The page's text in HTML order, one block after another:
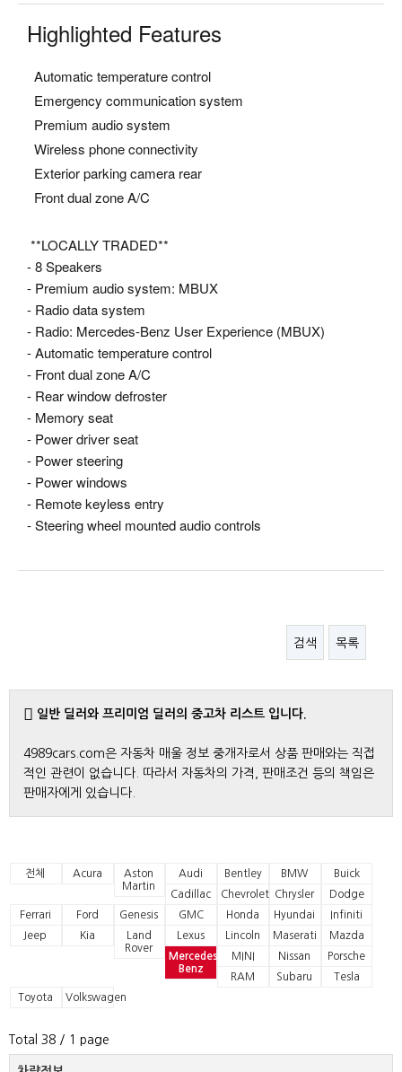
Highlighted Features
Automatic temperature control
Emergency communication system
Premium audio system
Wireless phone connectivity
Exterior parking camera rear
Front dual zone A/C
**LOCALLY TRADED**
- 8 Speakers
- Premium audio system: MBUX
- Radio data system
- Radio: Mercedes-Benz User Experience (MBUX)
- Automatic temperature control
- Front dual zone A/C
- Rear window defroster
- Memory seat
- Power driver seat
- Power steering
- Power windows
- Remote keyless entry
- Steering wheel mounted audio controls
검색 목록
일반 딜러와 프리미엄 딜러의 중고차 리스트 입니다.
4989cars.com은 자동차 매울 정보 중개자로서 상품 판매와는 직접
적인 관련이 없습니다. 따라서 자동차의 가격, 판매조건 등의 책임은
판매자에게 있습니다.
전체 Acura
Aston
Martin
Audi Bentley BMW
Buick
Cadillac
Chevrolet Chrysler
Dodge
Ferrari
Ford Genesis GMC Honda Hyundai
Infiniti
Jeep
Kia
Land
Rover
Lexus Lincoln Maserati
Mazda
Mercedes-
Benz
MINI Nissan
Porsche
RAM
Subaru
Tesla
Toyota
Volkswagen
Total 38 / 1 page